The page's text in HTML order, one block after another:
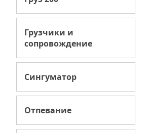
Грузчики и
сопровождение
Сингуматор
Отпевание